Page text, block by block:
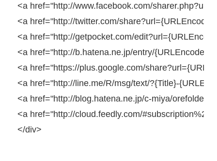
<a href="http://www.facebook.com/
<a href="http://twitter.com/
<a href="http://getpocket.com/
<a href="http://b.hatena.ne.jp/entry/
<a href="https://plus.google.com/
<a href="http://line.me/R/msg/text/?{Title}-
<a href="http://blog.hatena.ne.jp/c-miya/
<a href="http://cloud.feedly.com/
</div>